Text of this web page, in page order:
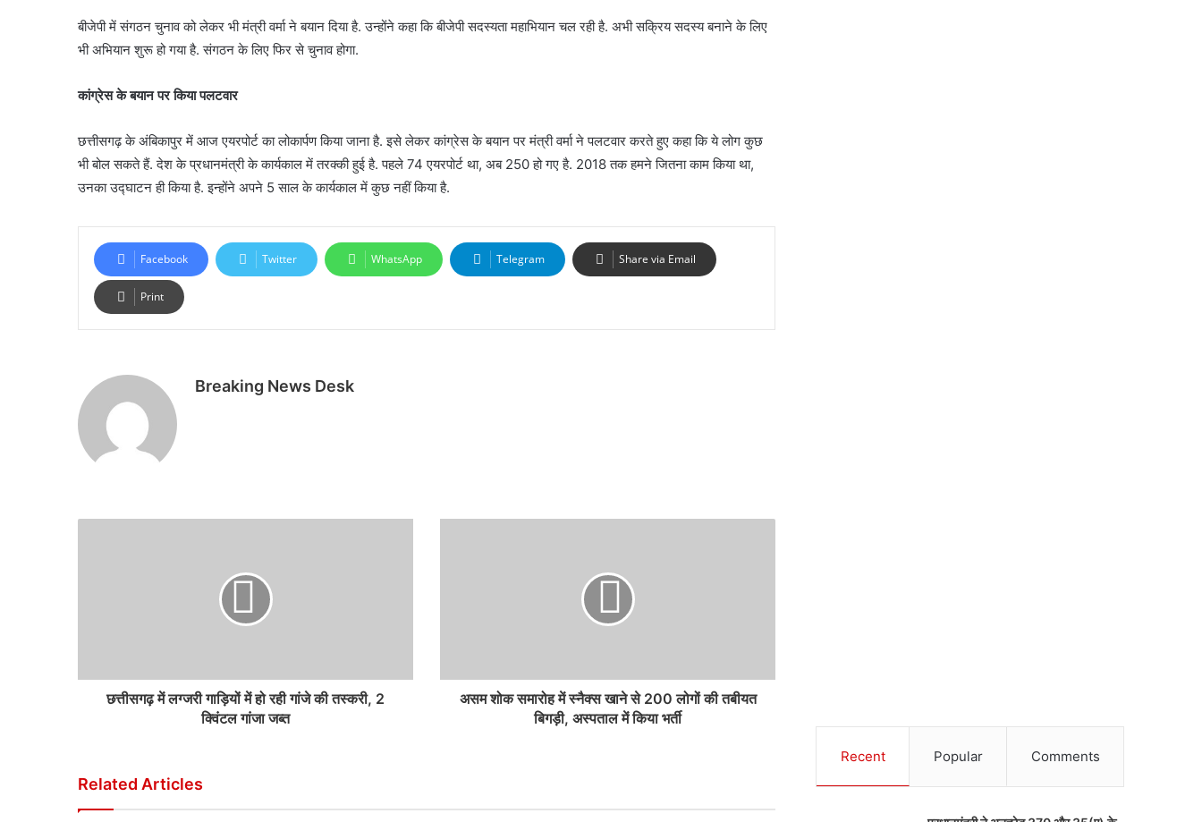
बीजेपी में संगठन चुनाव को लेकर भी मंत्री वर्मा ने बयान दिया है. उन्होंने कहा कि बीजेपी सदस्यता महाभियान चल रही है. अभी सक्रिय सदस्य बनाने के लिए
भी अभियान शुरू हो गया है. संगठन के लिए फिर से चुनाव होगा.
कांग्रेस के बयान पर किया पलटवार
छत्तीसगढ़ के अंबिकापुर में आज एयरपोर्ट का लोकार्पण किया जाना है. इसे लेकर कांग्रेस के बयान पर मंत्री वर्मा ने पलटवार करते हुए कहा कि ये लोग कुछ
भी बोल सकते हैं. देश के प्रधानमंत्री के कार्यकाल में तरक्की हुई है. पहले 74 एयरपोर्ट था, अब 250 हो गए है. 2018 तक हमने जितना काम किया था,
उनका उद्घाटन ही किया है. इन्होंने अपने 5 साल के कार्यकाल में कुछ नहीं किया है.
Facebook Twitter WhatsApp Telegram Share via Email
Print
Breaking News Desk
छत्तीसगढ़ में लग्जरी गाड़ियों में हो रही गांजे की तस्करी, 2
क्विंटल गांजा जब्त
असम शोक समारोह में स्नैक्स खाने से 200 लोगों की तबीयत
बिगड़ी, अस्पताल में किया भर्ती
Related Articles
Recent Popular Comments